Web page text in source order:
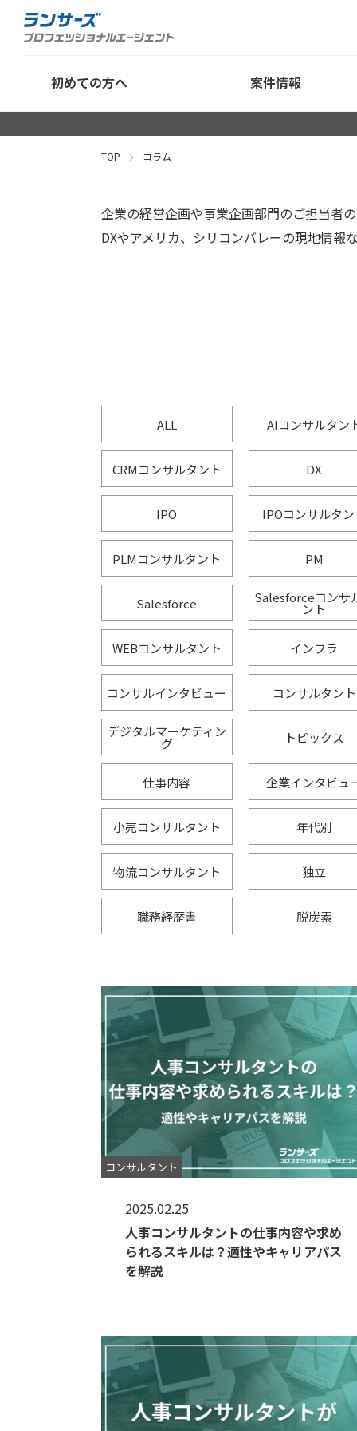
初めての方へ 案件情報
TOP コラム
企業の経営企画や事業企画部門のご担当者
DXやアメリカ、シリコンバレーの現地情報
ALL AIコンサルタン
CRMコンサルタント DX
IPO IPOコンサルタ
PLMコンサルタント PM
Salesforce Salesforceコンサ
ント
WEBコンサルタント インフラ
コンサルインタビュー コンサルタント
デジタルマーケティン
グ トピックス
仕事内容 企業インタビュ
小売コンサルタント 年代別
物流コンサルタント 独立
職務経歴書 脱炭素
コンサルタント
2025.02.25
人事コンサルタントの仕事内容や求め
られるスキルは？適性やキャリアパス
を解説